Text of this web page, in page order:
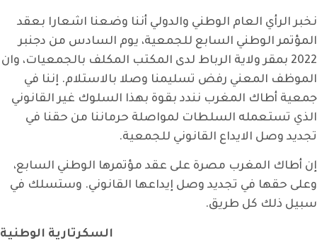
نخبر الرأي العام الوطني والدولي أننا وضعنا اشعارا بعقد
المؤتمر الوطني السابع للجمعية، يوم السادس من دجنبر
2022 بمقر ولاية الرباط لدى المكتب المكلف بالجمعيات، وان
الموظف المعني رفض تسليمنا وصلا بالاستلام. إننا في
جمعية أطاك المغرب نندد بقوة بهذا السلوك غير القانوني
الذي تستعمله السلطات لمواصلة حرماننا من حقنا في
تجديد وصل الايداع القانوني للجمعية.
إن أطاك المغرب مصرة على عقد مؤتمرها الوطني السابع،
وعلى حقها في تجديد وصل إيداعها القانوني. وستسلك في
سبيل ذلك كل طريق.
السكرتارية الوطنية